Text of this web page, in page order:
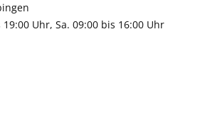
Göppingen
Uhr, Sa. 09:00 bis 16:00 Uhr